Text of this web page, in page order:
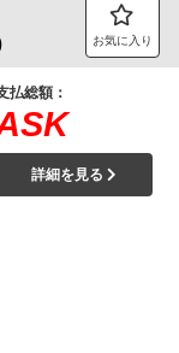
お気に入り
払総額：
詳細を見る